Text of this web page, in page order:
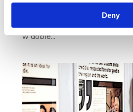
Deny
mamy dla Was treści m.in. z
Contently czy
w dobie...